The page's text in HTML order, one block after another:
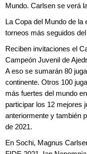
Mundo. Carlsen se verá
La Copa del Mundo de
torneos más seguidos
Reciben invitaciones el
Campeón Juvenil de
A eso se sumarán 80
continente. Otros 100
más fuertes del mundo
participar los 12 mejores
anteriormente y también
de 2021.
En Sochi, Magnus